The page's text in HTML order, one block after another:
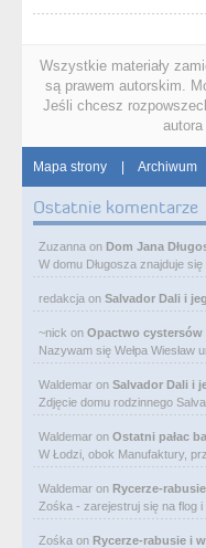
Wszystkie materiały
są prawem autorskim.
Jeśli chcesz
Mapa strony | Archiwum
Ostatnie komentarze
Zuzanna on Dom Jana
W domu Długosza znajduje
redakcja on Salvador Dali i
~nick on Opactwo cystersów
Nazywam się Wełpa Wiesław
Waldemar on Salvador Dali i
Zdjęcie domu rodzinnego
Waldemar on Ostatni pałac
W Łodzi, obok Manufaktury,
Waldemar on Rycerze-
Zośka - zarejestruj się na flog
Zośka on Rycerze-rabusie i